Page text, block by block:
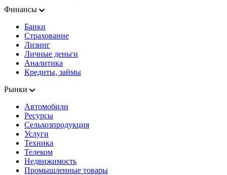
Финансы
Банки
Страхование
Лизинг
Личные деньги
Аналитика
Кредиты, займы
Рынки
Автомобили
Ресурсы
Сельхозпродукция
Услуги
Техника
Телеком
Недвижимость
Промышленные товары